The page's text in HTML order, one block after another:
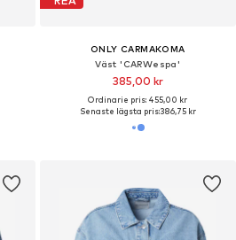
ONLY CARMAKOMA
Väst 'CARWespa'
385,00 kr
Ordinarie pris: 455,00 kr
Senaste lägsta pris:386,75 kr